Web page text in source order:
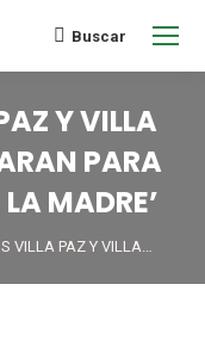
Buscar
Y VILLA
PARA
LA MADRE’
VILLA PAZ Y VILLA…